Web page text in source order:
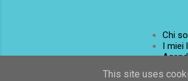
Chi
I miei
This site uses